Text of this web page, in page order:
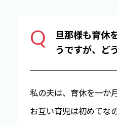
Q
旦那様も育休
うですが、ど
私の夫は、育休を一か
お互い育児は初めてな